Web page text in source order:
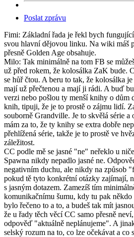
Poslat zprávu
Fimi: Základní řada je řekl bych
svou hlavní dějovou linku. Na wiki máš
přesně Golden Age obsahuje.
Milo: Tak minimálně na tom FB se
už před rokem, že kolosálka ZaK bude.
se hůř čtou. A beru to tak, že kolosálka
mají už přečtenou a mají ji rádi. A buď
verzi nebo pošlou ty menší knihy o dům
knih, tipuji, že je to prostě o zájmu lidí.
souborně Grandville. Je to skvělá série a
mám za to, že ty knihy se extra dobře
přehlížená série, takže je to prostě ve
záležitost.
CC podle mě se jasné "ne" neřeklo u
Spawna nikdy nepadlo jasné ne.
negativním duchu, ale nikdy na způsob
pokud tě tyto konkrétní otázky zajímají,
s jasným dotazem. Zamezíš tím
komunikačnímu šumu, kdy tu pak
bylo řečeno to a to, a budeš tak mít
že u řady těch věcí CC samo přesně
odpověď "aktuálně neplánujeme". A
selský rozum na to, co lze očekávat a co